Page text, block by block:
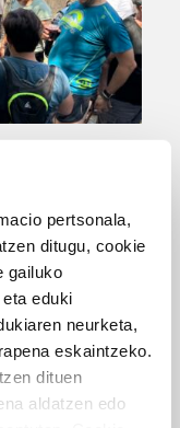
pertsonala,
ditugu, cookie
gailuko
eduki
neurketa,
eskaintzeko.
dituen
aldatzen edo